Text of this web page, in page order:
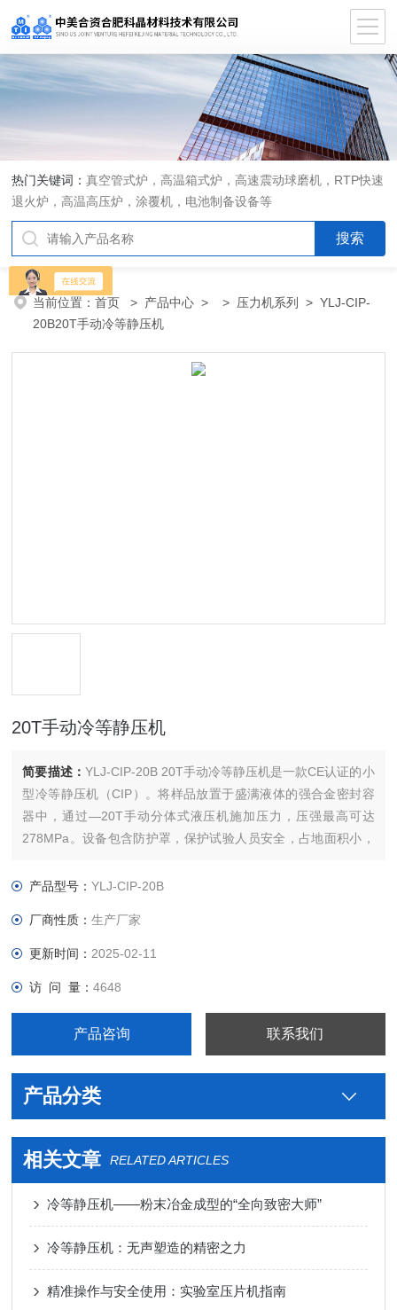
热门关键词：真空管式炉，高温箱式炉，高速震动球磨机，RTP快速
退火炉，高温高压炉，涂覆机，电池制备设备等
当前位置：首页 > 产品中心 > > 压力机系列
> YLJ-CIP-
20B20T手动冷等静压机
20T手动冷等静压机
简要描述： YLJ-CIP-20B 20T手动冷等静压机是一款CE认证的小
型冷等静压机（CIP）。将样品放置于盛满液体的强合金密封容
器中，通过—20T手动分体式液压机施加压力，压强最高可达
278MPa。设备包含防护罩，保护试验人员安全，占地面积小，
金、复合材料、耐火材料、陶瓷、硬质合金等材料的成型制备。
产品型号：YLJ-CIP-20B
厂商性质：生产厂家
更新时间： 2025-02-11
访 问 量：4648
产品咨询 联系我们
产品分类
相关文章 RELATED ARTICLES
冷等静压机——粉末冶金成型的“全向致密大师”
冷等静压机：无声塑造的精密之力
精准操作与安全使用：实验室压片机指南